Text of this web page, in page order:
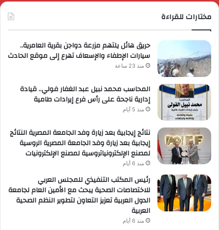
مختارات للقراءة
حريق هائل يلتهم مزرعة دواجن بقرية العامرية..
سيارات الإطفاء والإسعاف تهرع إلى موقع الحادث
منذ 23 ساعة
المحاسب محمد نبيل عبد الغفار فولي.. قيادة
إدارية ناجحة على رأس فرع إيرادات طامية
منذ 5 أيام
نتائج إيجابية بعد زيارة وفد الجامعة المصرية النتائج
إيجابية بعد زيارة وفد الجامعة المصرية الروسية
لمصنع الإلكترونياتروسية لمصنع الإلكترونيات
منذ 6 أيام
رئيس المكتب التنفيذي للمجلس العربي
للاختصاصات الصحية يبحث مع الأمين العام لجامعة
الدول العربية تعزيز التعاون لتطوير النظم الصحية
العربية
منذ 6 أيام